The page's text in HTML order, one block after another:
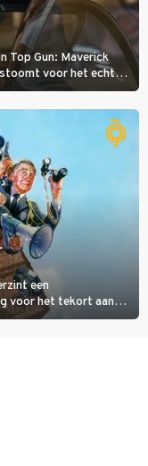
Top Gun: Maverick
voor het echte
een
voor het tekort aan